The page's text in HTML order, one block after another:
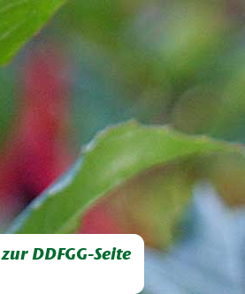
zur DDFGG-Seite